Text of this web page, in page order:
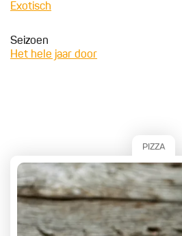
Exotisch
Seizoen
Het hele jaar door
PIZZA